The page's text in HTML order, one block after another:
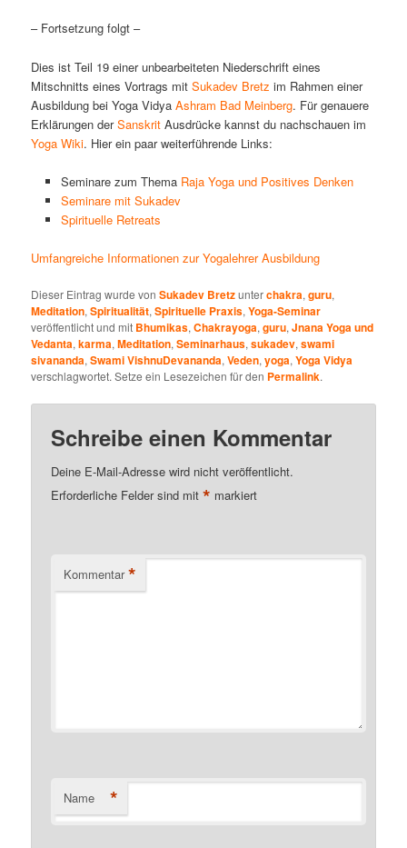
– Fortsetzung folgt –
Dies ist Teil 19 einer unbearbeiteten Niederschrift eines
Mitschnitts eines Vortrags mitSukadev Bretz im Rahmen einer
Ausbildung bei Yoga VidyaAshram Bad Meinberg. Für genauere
Erklärungen derSanskrit Ausdrücke kannst du nachschauen im
Yoga Wiki. Hier ein paar weiterführende Links:
Seminare zum Thema Raja Yoga und Positives Denken
Seminare mit Sukadev
Spirituelle Retreats
Umfangreiche Informationen zur Yogalehrer Ausbildung
Dieser Eintrag wurde vonSukadev Bretzunterchakra,guru,
Meditation,Spiritualität,Spirituelle Praxis,Yoga-Seminar
veröffentlicht und mit Bhumikas,Chakrayoga,guru,Jnana Yoga und
Vedanta,karma,Meditation,Seminarhaus,sukadev,swami
sivananda,Swami VishnuDevananda,Veden,yoga,Yoga Vidya
verschlagwortet. Setze ein Lesezeichen für den Permalink.
Schreibe einen Kommentar
Deine E-Mail-Adresse wird nicht veröffentlicht.
Erforderliche Felder sind mit* markiert
Kommentar *
Name *